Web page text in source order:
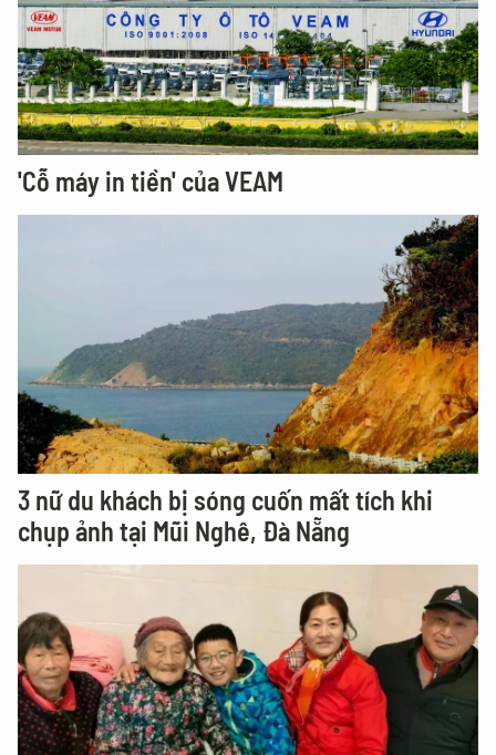
'Cỗ máy in tiền' của VEAM
3 nữ du khách bị sóng cuốn mất tích khi
chụp ảnh tại Mũi Nghê, Đà Nẵng